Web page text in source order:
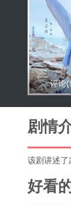
评论
剧情
该剧讲述了
好看